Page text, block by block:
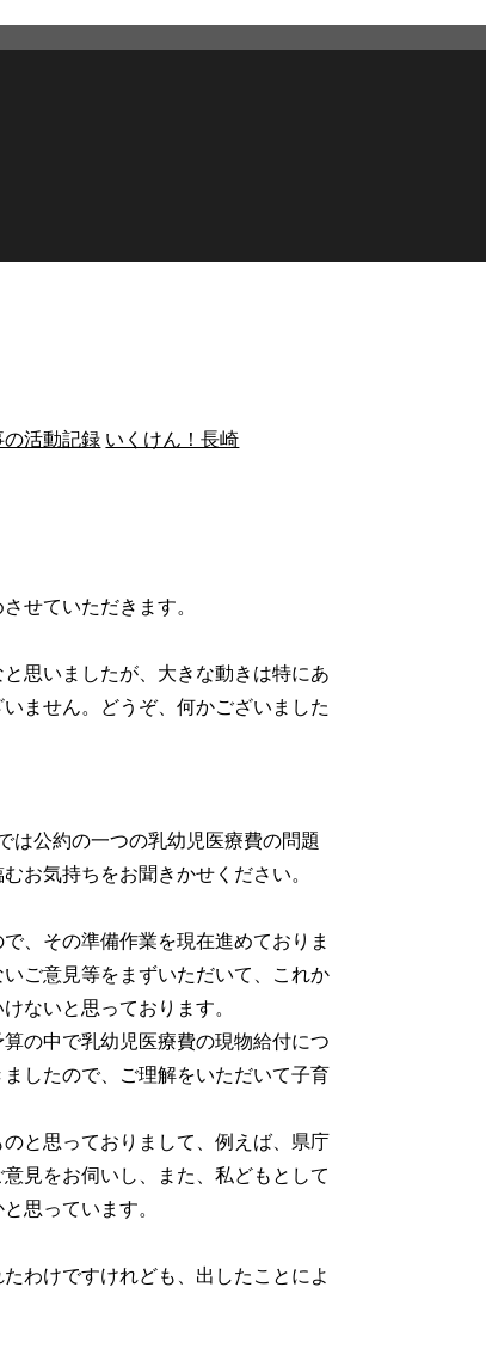
の活動記録 いくけん！長崎
せていただきます。
思いましたが、大きな動きは特にあ
ません。どうぞ、何かございました
は公約の一つの乳幼児医療費の問題
お気持ちをお聞きかせください。
、その準備作業を現在進めておりま
ご意見等をまずいただいて、これか
ないと思っております。
の中で乳幼児医療費の現物給付につ
したので、ご理解をいただいて子育
と思っておりまして、例えば、県庁
見をお伺いし、また、私どもとして
思っています。
わけですけれども、出したことによ